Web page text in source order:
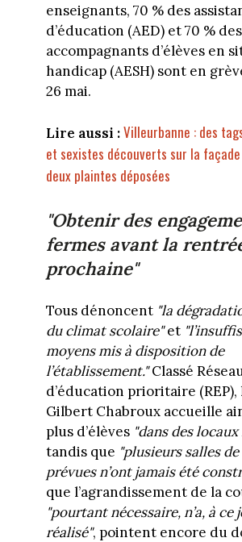
enseignants, 70 % des
d’éducation (AED) et 70 % des
accompagnants d’élèves en
handicap (AESH) sont en
26 mai.
Lire aussi : Villeurbanne : des
et sexistes découverts sur la façade
deux plaintes déposées
"Obtenir des
fermes avant la
prochaine"
Tous dénoncent "la
du climat scolaire"et
moyens mis à disposition de
l’établissement."Classé
d’éducation prioritaire (REP),
Gilbert Chabroux accueille
plus d’élèves "dans des
tandis que "plusieurs salles de
prévues n’ont jamais été
que l’agrandissement de la
"pourtant nécessaire, n’a, à ce
réalisé", pointent encore du